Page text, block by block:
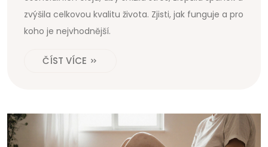
zvýšila celkovou kvalitu života. Zjisti, jak funguje a pro
koho je nejvhodnější.
ČÍST VÍCE